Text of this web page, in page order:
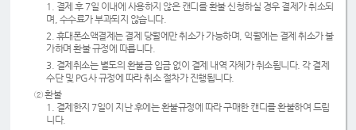
1. 결제 후 7일 이내에 사용하지 않은 캔디를 환불 신청하실 경우 결제가 취소되
며, 수수료가 부과되지 않습니다.
2. 휴대폰소액결제는 결제 당월에만 취소가 가능하며, 익월에는 결제 취소가 불
가하며 환불 규정에 따릅니다.
3. 결제취소는 별도의 환불금 입금 없이 결제 내역 자체가 취소됩니다. 각 결제
수단 및 PG사 규정에 따라 취소 절차가 진행됩니다.
② 환불
1. 결제한지 7일이 지난 후에는 환불규정에 따라 구매한 캔디를 환불하여 드립
니다.